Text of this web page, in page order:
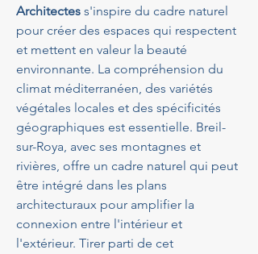
Architectes s'inspire du cadre naturel
pour créer des espaces qui respectent
et mettent en valeur la beauté
environnante. La compréhension du
climat méditerranéen, des variétés
végétales locales et des spécificités
géographiques est essentielle. Breil-
sur-Roya, avec ses montagnes et
rivières, offre un cadre naturel qui peut
être intégré dans les plans
architecturaux pour amplifier la
connexion entre l'intérieur et
l'extérieur. Tirer parti de cet